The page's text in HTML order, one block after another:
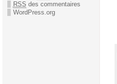
RSS des commentaires
WordPress.org